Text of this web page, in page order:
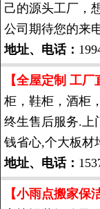
己的源头工厂，
公司期待您的来
地址、电话：
【全屋定制 工厂
柜，鞋柜，酒柜
终生售后服务.上
钱省心,个大板材
地址、电话：
【小雨点搬家保